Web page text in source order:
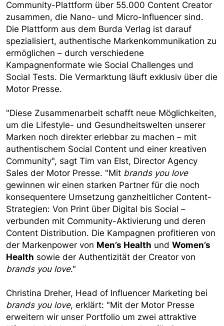
Community-Plattform über 55.000 Content Creator
zusammen, die Nano- und Micro-Influencer sind.
Die Plattform aus dem Burda Verlag ist darauf
spezialisiert, authentische Markenkommunikation zu
ermöglichen – durch verschiedene
Kampagnenformate wie Social Challenges und
Social Tests. Die Vermarktung läuft exklusiv über die
Motor Presse.
"Diese Zusammenarbeit schafft neue Möglichkeiten,
um die Lifestyle- und Gesundheitswelten unserer
Marken noch direkter erlebbar zu machen – mit
authentischem Social Content und einer kreativen
Community", sagt Tim van Elst, Director Agency
Sales der Motor Presse. "Mit brands you love
gewinnen wir einen starken Partner für die noch
konsequentere Umsetzung ganzheitlicher Content-
Strategien: Von Print über Digital bis Social –
verbunden mit Community-Aktivierung und deren
Content Distribution. Die Kampagnen profitieren von
der Markenpower von Men’s Health und Women’s
Health sowie der Authentizität der Creator von
brands you love."
Christina Dreher, Head of Influencer Marketing bei
brands you love, erklärt: "Mit der Motor Presse
erweitern wir unser Portfolio um zwei attraktive